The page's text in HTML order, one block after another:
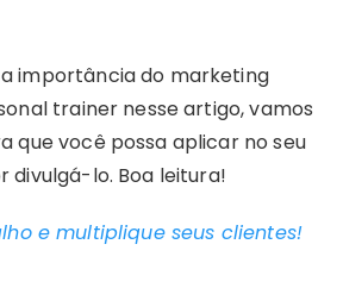
importância do marketing
trainer nesse artigo, vamos
que você possa aplicar no seu
divulgá-lo. Boa leitura!
e multiplique seus clientes!